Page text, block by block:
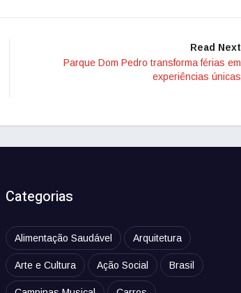
Read Next
Parque Dom Pedro transforma férias em
experiências únicas
Categorias
Alimentação Saudável Arquitetura
Arte e Cultura Ação Social Brasil